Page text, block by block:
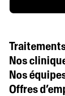
Nos
Nos
Offres